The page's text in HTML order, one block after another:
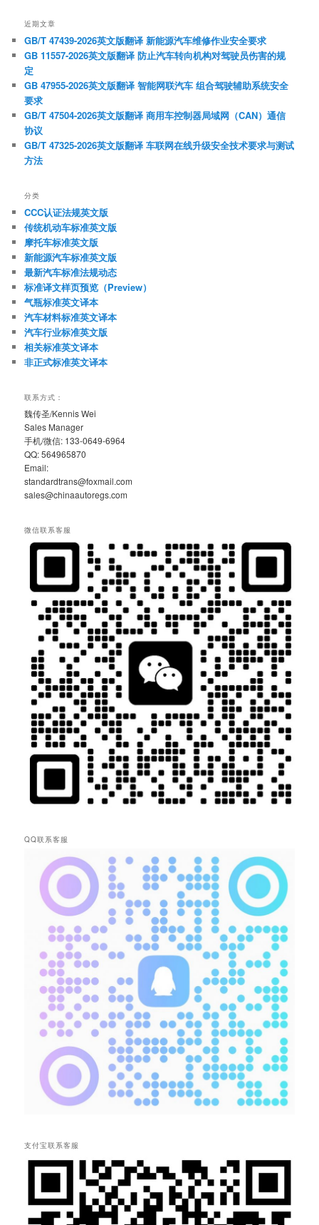
近期文章
GB/T 47439-2026英文版翻译 新能源汽车维修作业安全要求
GB 11557-2026英文版翻译 防止汽车转向机构对驾驶员伤害的规
定
GB 47955-2026英文版翻译 智能网联汽车 组合驾驶辅助系统安全
要求
GB/T 47504-2026英文版翻译 商用车控制器局域网（CAN）通信
协议
GB/T 47325-2026英文版翻译 车联网在线升级安全技术要求与测试
方法
分类
CCC认证法规英文版
传统机动车标准英文版
摩托车标准英文版
新能源汽车标准英文版
最新汽车标准法规动态
标准译文样页预览（Preview）
气瓶标准英文译本
汽车材料标准英文译本
汽车行业标准英文版
相关标准英文译本
非正式标准英文译本
联系方式：
魏传圣/Kennis Wei
Sales Manager
手机/微信: 133-0649-6964
QQ: 564965870
Email:
standardtrans@foxmail.com
sales@chinaautoregs.com
微信联系客服
QQ联系客服
支付宝联系客服